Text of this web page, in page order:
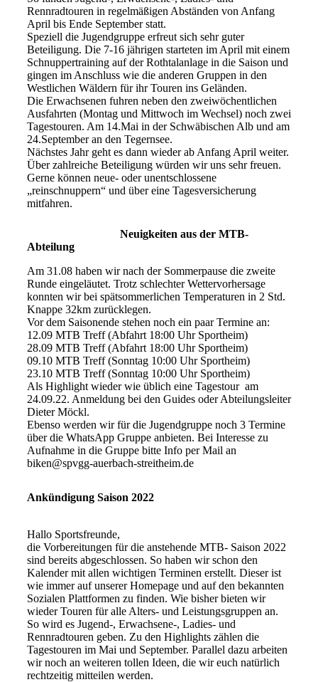
Rennradtouren in regelmäßigen Abständen von Anfang
April bis Ende September statt.
Speziell die Jugendgruppe erfreut sich sehr guter
Beteiligung. Die 7-16 jährigen starteten im April mit einem
Schnuppertraining auf der Rothtalanlage in die Saison und
gingen im Anschluss wie die anderen Gruppen in den
Westlichen Wäldern für ihr Touren ins Geländen.
Die Erwachsenen fuhren neben den zweiwöchentlichen
Ausfahrten (Montag und Mittwoch im Wechsel) noch zwei
Tagestouren. Am 14.Mai in der Schwäbischen Alb und am
24.September an den Tegernsee.
Nächstes Jahr geht es dann wieder ab Anfang April weiter.
Über zahlreiche Beteiligung würden wir uns sehr freuen.
Gerne können neue- oder unentschlossene
„reinschnuppern“ und über eine Tagesversicherung
mitfahren.
Neuigkeiten aus der MTB-
Abteilung
Am 31.08 haben wir nach der Sommerpause die zweite
Runde eingeläutet. Trotz schlechter Wettervorhersage
konnten wir bei spätsommerlichen Temperaturen in 2 Std.
Knappe 32km zurücklegen.
Vor dem Saisonende stehen noch ein paar Termine an:
12.09 MTB Treff (Abfahrt 18:00 Uhr Sportheim)
28.09 MTB Treff (Abfahrt 18:00 Uhr Sportheim)
09.10 MTB Treff (Sonntag 10:00 Uhr Sportheim)
23.10 MTB Treff (Sonntag 10:00 Uhr Sportheim)
Als Highlight wieder wie üblich eine Tagestour am
24.09.22. Anmeldung bei den Guides oder Abteilungsleiter
Dieter Möckl.
Ebenso werden wir für die Jugendgruppe noch 3 Termine
über die WhatsApp Gruppe anbieten. Bei Interesse zu
Aufnahme in die Gruppe bitte Info per Mail an
biken@spvgg-auerbach-streitheim.de
Ankündigung Saison 2022
Hallo Sportsfreunde,
die Vorbereitungen für die anstehende MTB- Saison 2022
sind bereits abgeschlossen. So haben wir schon den
Kalender mit allen wichtigen Terminen erstellt. Dieser ist
wie immer auf unserer Homepage und auf den bekannten
Sozialen Plattformen zu finden. Wie bisher bieten wir
wieder Touren für alle Alters- und Leistungsgruppen an.
So wird es Jugend-, Erwachsene-, Ladies- und
Rennradtouren geben. Zu den Highlights zählen die
Tagestouren im Mai und September. Parallel dazu arbeiten
wir noch an weiteren tollen Ideen, die wir euch natürlich
rechtzeitig mitteilen werden.